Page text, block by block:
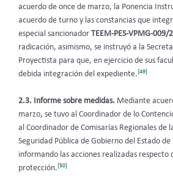
acuerdo de once de marzo, la Ponencia
acuerdo de turno y las constancias que
especial sancionador TEEM-PES-VPMG-009/
radicación, asimismo, se instruyó a la
Proyectista para que, en ejercicio de sus
debida integración del expediente.[49]
2.3. Informe sobre medidas. Mediante
marzo, se tuvo al Coordinador de lo
al Coordinador de Comisarías Regionales de
Seguridad Pública de Gobierno del Estado
informando las acciones realizadas respecto
protección.[50]